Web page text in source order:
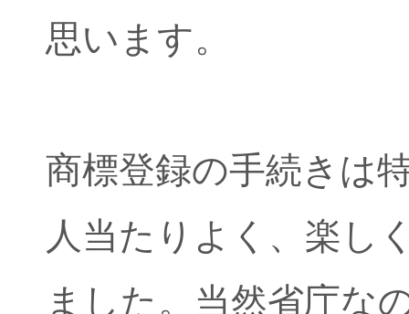
思います。
商標登録の手続きは
人当たりよく、楽し
ました。当然省庁な